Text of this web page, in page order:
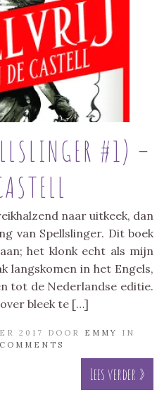
#1) –
naar uitkeek, dan
van Spellslinger. Dit boek
het klonk echt als mijn
langskomen in het Engels,
tot de Nederlandse editie.
bleek te […]
2017 DOOR EMMY
IN
Lees verder »